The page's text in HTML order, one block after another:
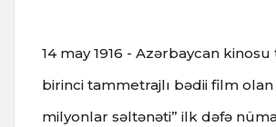
14 may 1916 - Azərbaycan
birinci tammetrajlı bədii film olan
milyonlar səltənəti” ilk dəfə